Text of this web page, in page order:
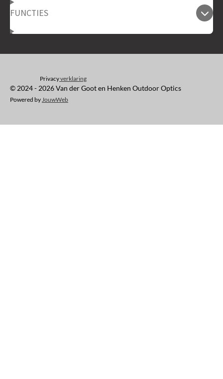
FUNCTIES
Privacyverklaring
© 2024 - 2026 Van der Goot en Henken Outdoor Optics
Powered by JouwWeb